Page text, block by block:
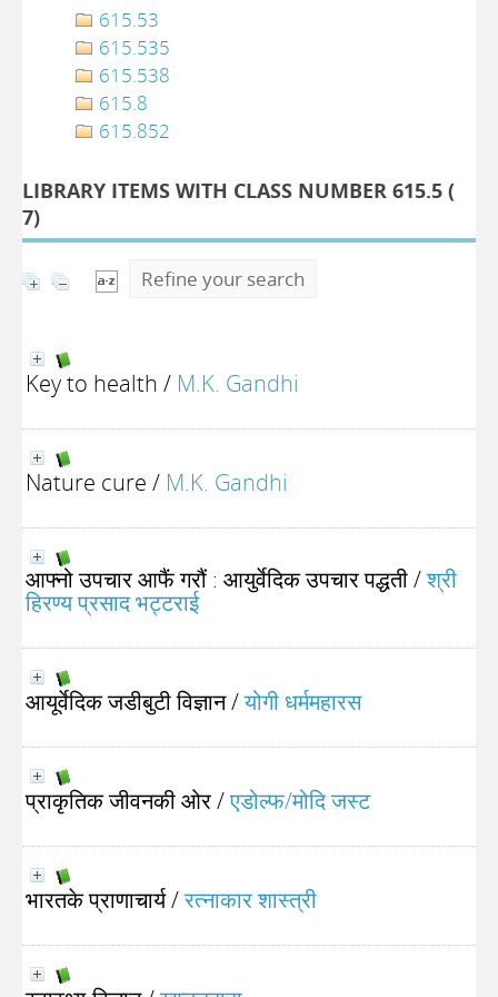
615.53
615.535
615.538
615.8
615.852
LIBRARY ITEMS WITH CLASS NUMBER 615.5 (
7)
Refine your search
Key to health / M.K. Gandhi
Nature cure / M.K. Gandhi
आफ्नो उपचार आफैं गरौं : आयुर्वेदिक उपचार पद्धती/श्री
हिरण्य प्रसाद भट्टराई
आयूर्वेदिक जडीबुटी विज्ञान/योगी धर्ममहारस
प्राकृतिक जीवनकी ओर/एडोल्फ/मोदि जस्ट
भारतके प्राणाचार्य/रत्नाकार शास्त्री